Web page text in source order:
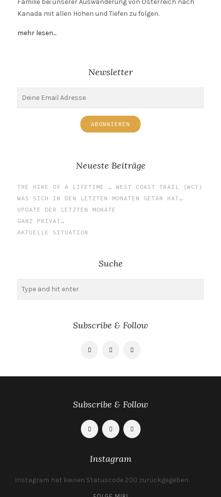
Kanada mit allen Höhen und Tiefen zu folgen.
mehr lesen...
Newsletter
Neueste Beiträge
THE HIKE OF A LIFETIME … WEST COAST TRAIL (WCT)
WAS SICH IN DEN LETZTEN MONATEN GETAN HAT…
UPDATE DER LETZTEN MONATE
GANZ PRIVAT…
AKTUELLE SITUATION
Suche
Subscribe & Follow
Subscribe & Follow
Instagram
Instagram hat keinen Statuscode 200 zurückgegeben.